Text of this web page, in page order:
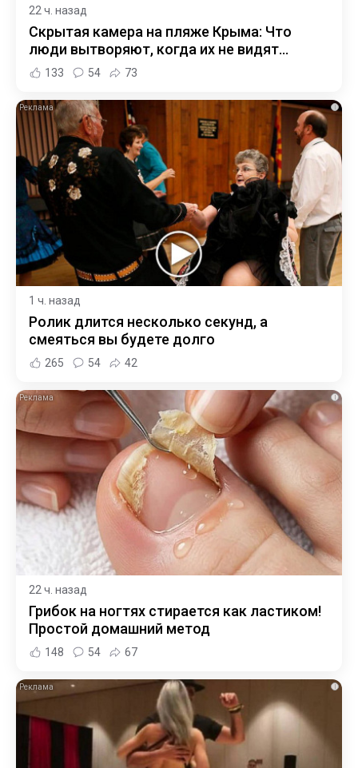
22 ч. назад
Скрытая камера на пляже Крыма: Что
люди вытворяют, когда их не видят...
133 54 73
i
1 ч. назад
Ролик длится несколько секунд, а
смеяться вы будете долго
265 54 42
i
22 ч. назад
Грибок на ногтях стирается как ластиком!
Простой домашний метод
148 54 67
i